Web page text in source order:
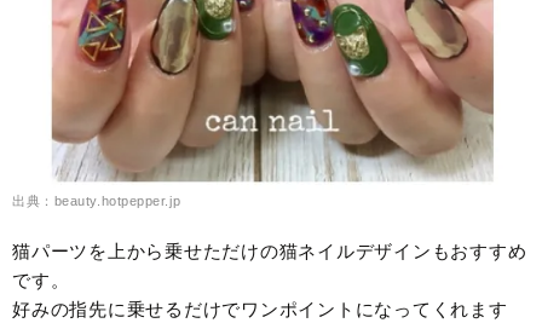
出典：beauty.hotpepper.jp
猫パーツを上から乗せただけの猫ネイルデザインもおすすめ
です。
好みの指先に乗せるだけでワンポイントになってくれます